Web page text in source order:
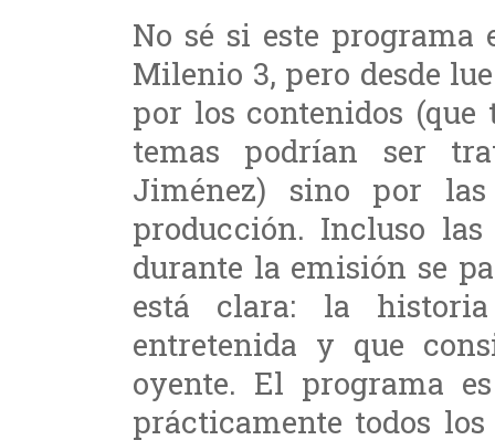
No sé si este programa
Milenio 3, pero desde
por los contenidos (que
temas podrían ser
Jiménez) sino por
producción. Incluso
durante la emisión se
está clara: la
entretenida y que
oyente. El programa
prácticamente todos